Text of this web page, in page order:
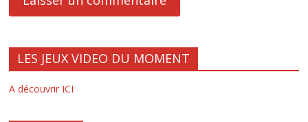
LES JEUX VIDEO DU MOMENT
A découvrir ICI